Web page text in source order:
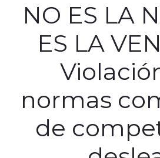
NO ES LA
ES LA
normas
de